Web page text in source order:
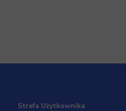
Strefa Użytkownika